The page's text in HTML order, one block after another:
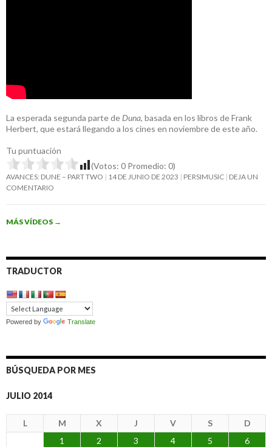
La esperada segunda parte de Duna, basada en los libros de Frank
Herbert, que estará llegando a los cines en noviembre de este año.
Tu puntuación
(Votos: 0 Promedio: 0)
AVANCES: DUNE – PART TWO 14 DE JUNIO DE 2023 PERSIMUSIC DEJA UN
COMENTARIO
MÁS VÍDEOS →
TRADUCTOR
Powered by Translate
BÚSQUEDA POR MES
JULIO 2014
L M X J V S
D
1
2 3 4 5
6